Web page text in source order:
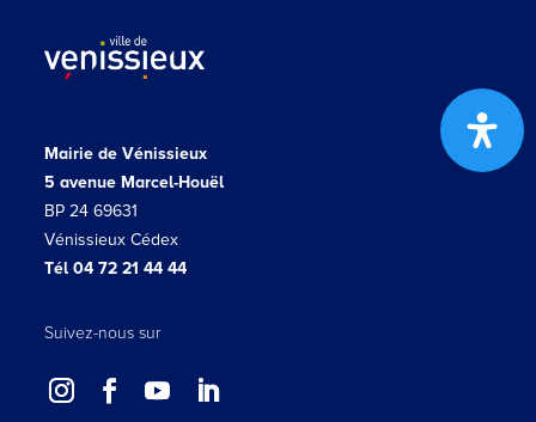
Mairie de Vénissieux
5 avenue Marcel-Houël
BP 24 69631
Vénissieux Cédex
Tél 04 72 21 44 44
Suivez-nous sur